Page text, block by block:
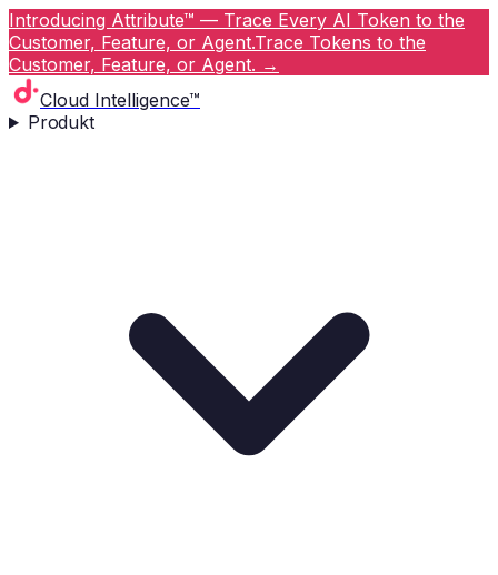
Introducing Attribute™ — Trace Every AI Token to the
Customer, Feature, or Agent.Trace Tokens to the
Customer, Feature, or Agent. →
Cloud Intelligence™
Produkt